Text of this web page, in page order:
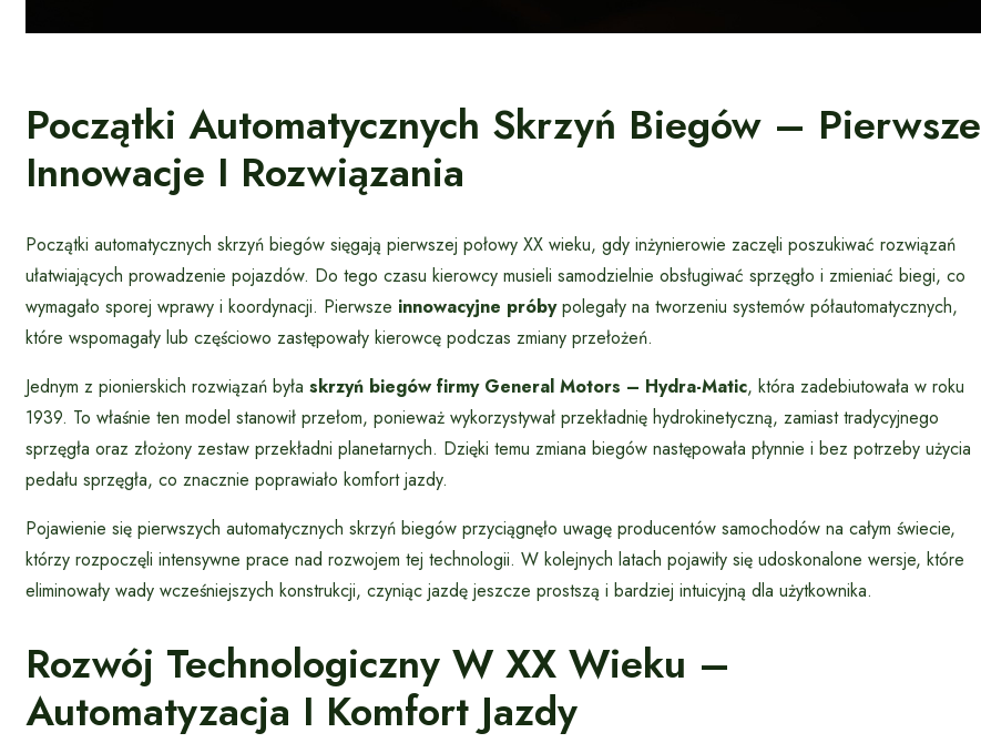
Początki Automatycznych Skrzyń Biegów – Pierwsze
Innowacje I Rozwiązania
Początki automatycznych skrzyń biegów sięgają pierwszej połowy XX wieku, gdy inżynierowie zaczęli poszukiwać rozwiązań
ułatwiających prowadzenie pojazdów. Do tego czasu kierowcy musieli samodzielnie obsługiwać sprzęgło i zmieniać biegi, co
wymagało sporej wprawy i koordynacji. Pierwsze innowacyjne próbypolegały na tworzeniu systemów półautomatycznych,
które wspomagały lub częściowo zastępowały kierowcę podczas zmiany przełożeń.
Jednym z pionierskich rozwiązań była skrzyń biegów firmy General Motors – Hydra-Matic, która zadebiutowała w roku
1939. To właśnie ten model stanowił przełom, ponieważ wykorzystywał przekładnię hydrokinetyczną, zamiast tradycyjnego
sprzęgła oraz złożony zestaw przekładni planetarnych. Dzięki temu zmiana biegów następowała płynnie i bez potrzeby użycia
pedału sprzęgła, co znacznie poprawiało komfort jazdy.
Pojawienie się pierwszych automatycznych skrzyń biegów przyciągnęło uwagę producentów samochodów na całym świecie,
którzy rozpoczęli intensywne prace nad rozwojem tej technologii. W kolejnych latach pojawiły się udoskonalone wersje, które
eliminowały wady wcześniejszych konstrukcji, czyniąc jazdę jeszcze prostszą i bardziej intuicyjną dla użytkownika.
Rozwój Technologiczny W XX Wieku –
Automatyzacja I Komfort Jazdy